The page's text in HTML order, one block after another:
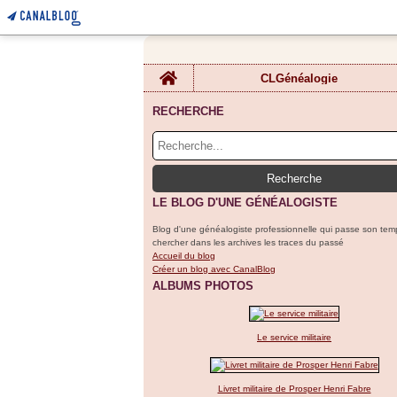
Home
CLGénéalogie
RECHERCHE
LE BLOG D'UNE GÉNÉALOGISTE
Blog d'une généalogiste professionnelle qui passe son
chercher dans les archives les traces du passé
Accueil du blog
Créer un blog avec CanalBlog
ALBUMS PHOTOS
Le service militaire
Livret militaire de Prosper Henri Fabre